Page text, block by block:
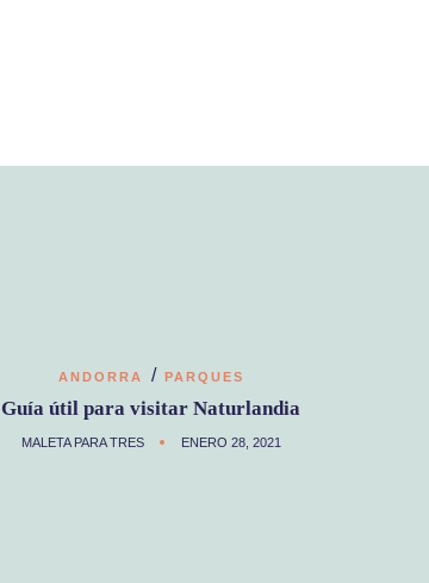
ANDORRA / PARQUES
Guía útil para visitar Naturlandia
MALETA PARA TRES ENERO 28, 2021